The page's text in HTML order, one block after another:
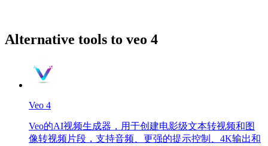
Alternative tools to veo 4
Veo 4
Veo的AI视频生成器，用于创建电影级文本转视频和图
像转视频片段，支持音频、更强的提示控制、4K输出和